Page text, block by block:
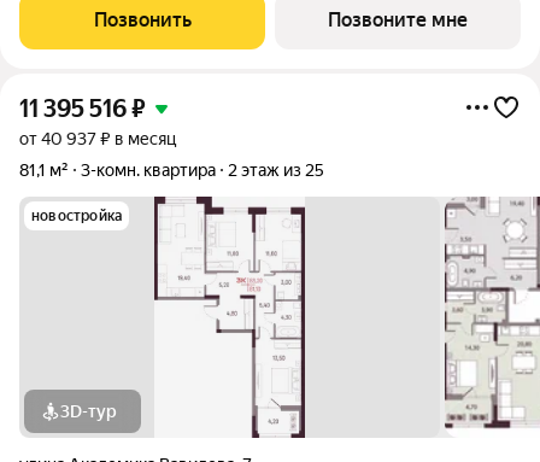
планировки: помимо стандартных, есть варианты с террасами,
антресолями,
Позвонить Позвоните мне
11 395 516₽
от 40 937 ₽ в месяц
81,1 м²
3-комн. квартира 2 этаж из 25
новостройка
3D-тур